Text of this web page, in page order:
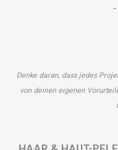
Denke daran, dass jedes
von deinen eigenen